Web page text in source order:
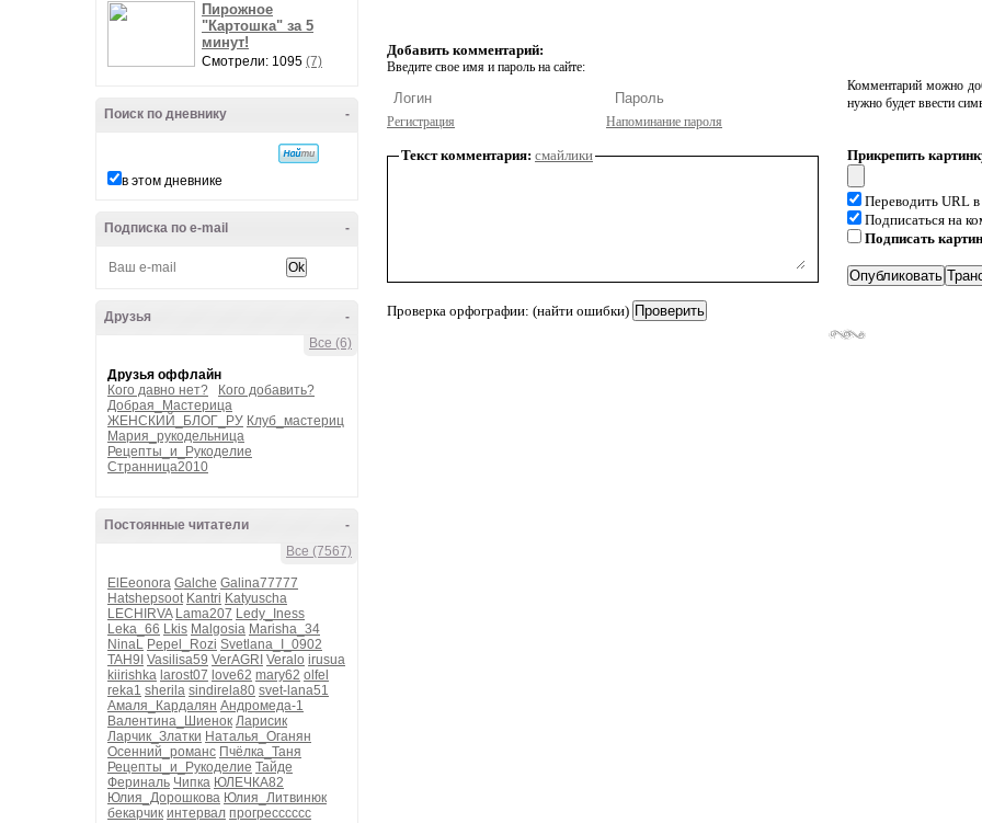
Пирожное
"Картошка" за 5
минут!
Смотрели: 1095 (7)
-
Поиск по дневнику
в этом дневнике
-
Подписка по e-mail
-
Друзья
Все (6)
Друзья оффлайн
Кого давно нет?
Кого добавить?
Добрая_Мастерица
ЖЕНСКИЙ_БЛОГ_РУ Клуб_мастериц
Мария_рукодельница
Рецепты_и_Рукоделие
Странница2010
-
Постоянные читатели
Все (7567)
ElEeonora Galche Galina77777
Hatshepsoot Kantri Katyuscha
LECHIRVA Lama207 Ledy_Iness
Leka_66 Lkis Malgosia Marisha_34
NinaL Pepel_Rozi Svetlana_I_0902
TAH9I Vasilisa59 VerAGRI Veralo irusua
kiirishka larost07 love62 mary62 olfel
reka1 sherila sindirela80 svet-lana51
Амаля_Кардалян Андромеда-1
Валентина_Шиенок Ларисик
Ларчик_Златки Наталья_Оганян
Осенний_романс Пчёлка_Таня
Рецепты_и_Рукоделие Тайде
Фериналь Чипка ЮЛЕЧКА82
Юлия_Дорошкова Юлия_Литвинюк
бекарчик интервал прогресссссс
Добавить комментарий:
Введите свое имя и пароль на сайте:
Регистрация Напоминание пароля
Комментарий можно
нужно будет ввести
Текст комментария: смайлики
Проверка орфографии: (найти ошибки)
Прикрепить
Переводить URL
Подписаться на
Подписать